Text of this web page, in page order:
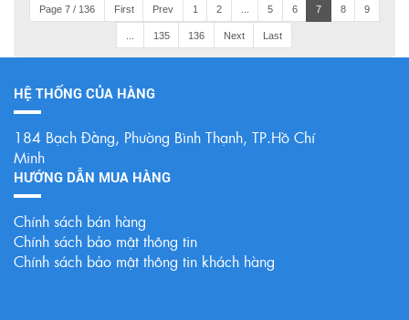
Page 7 / 136 First Prev 1 2 5 6 7 8 9
135 136 Next Last
HỆ THỐNG CỦA HÀNG
184 Bạch Đằng, Phường Bình Thạnh, TP.Hồ Chí
Minh
HƯỚNG DẪN MUA HÀNG
Chính sách bán hàng
Chính sách bảo mật thông tin
Chính sách bảo mật thông tin khách hàng